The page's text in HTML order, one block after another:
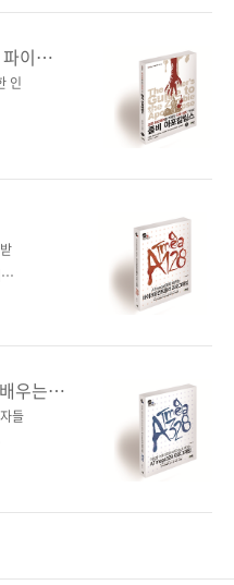
노
페
이
인
종
이
는
않
비
평
대
고
치
우는
들